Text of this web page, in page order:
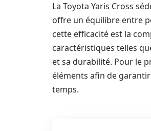
La Toyota Yaris Cross
offre un équilibre entre
cette efficacité est la
caractéristiques telles
et sa durabilité. Pour le
éléments afin de
temps.